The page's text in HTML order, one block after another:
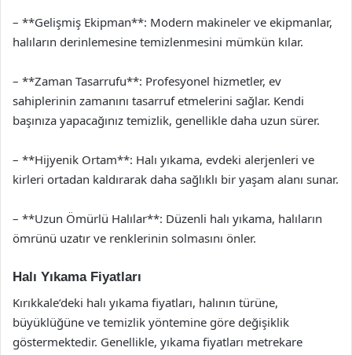
– **Gelişmiş Ekipman**: Modern makineler ve ekipmanlar,
halıların derinlemesine temizlenmesini mümkün kılar.
– **Zaman Tasarrufu**: Profesyonel hizmetler, ev
sahiplerinin zamanını tasarruf etmelerini sağlar. Kendi
başınıza yapacağınız temizlik, genellikle daha uzun sürer.
– **Hijyenik Ortam**: Halı yıkama, evdeki alerjenleri ve
kirleri ortadan kaldırarak daha sağlıklı bir yaşam alanı sunar.
– **Uzun Ömürlü Halılar**: Düzenli halı yıkama, halıların
ömrünü uzatır ve renklerinin solmasını önler.
Halı Yıkama Fiyatları
Kırıkkale’deki halı yıkama fiyatları, halının türüne,
büyüklüğüne ve temizlik yöntemine göre değişiklik
göstermektedir. Genellikle, yıkama fiyatları metrekare